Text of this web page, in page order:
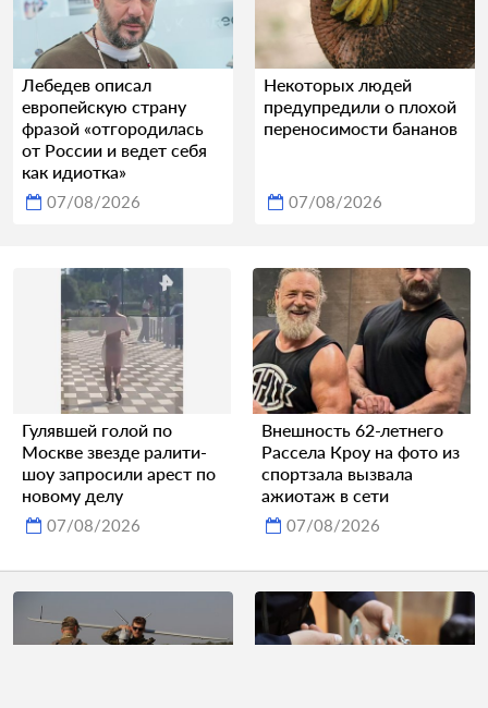
Лебедев описал
европейскую страну
фразой «отгородилась
от России и ведет себя
как идиотка»
07/08/2026
Некоторых людей
предупредили о плохой
переносимости бананов
07/08/2026
Гулявшей голой по
Москве звезде ралити-
шоу запросили арест по
новому делу
07/08/2026
Внешность 62-летнего
Рассела Кроу на фото из
спортзала вызвала
ажиотаж в сети
07/08/2026